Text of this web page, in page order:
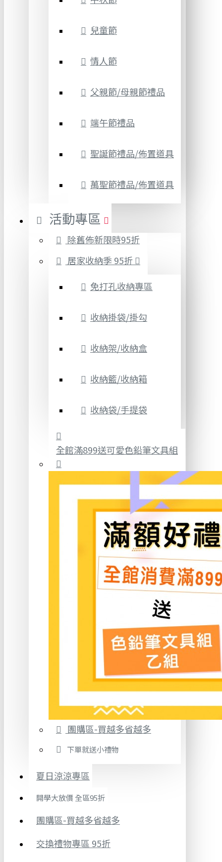
兒童節
情人節
父親節/母親節禮品
端午節禮品
聖誕節禮品/佈置道具
萬聖節禮品/佈置道具
活動專區
除舊佈新限時95折
居家收納季 95折
免打孔收納專區
收納掛袋/掛勾
收納架/收納盒
收納籃/收納箱
收納袋/手提袋
全館滿899送可愛色鉛筆文具組
團購區-買越多省越多
下單就送小禮物
夏日涼涼專區
開學大放價 全區95折
團購區-買越多省越多
交換禮物專區 95折